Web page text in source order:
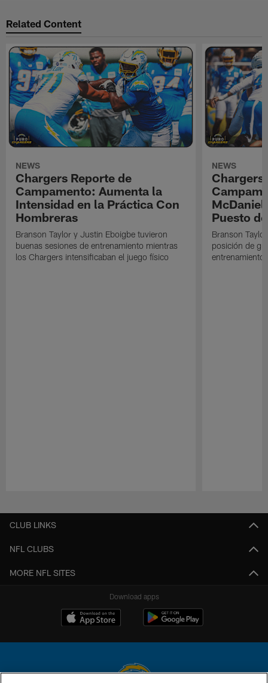
Related Content
NEWS
Chargers Reporte de
Campamento: Aumenta la
Intensidad en la Práctica Con
Hombreras
Branson Taylor y Justin Eboigbe tuvieron
buenas sesiones de entrenamiento mientras
los Chargers intensificaban el juego físico
NEWS
Chargers
Puesto
Branson
posición de
entrenamiento
CLUB LINKS
NFL CLUBS
MORE NFL SITES
Download apps